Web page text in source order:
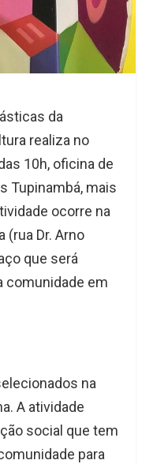
da
realiza no
10h, oficina de
Tupinambá, mais
ocorre na
(rua Dr. Arno
que será
comunidade em
na
A atividade
social que tem
para